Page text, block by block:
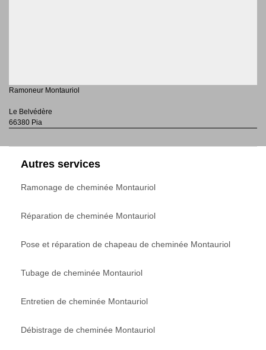
Ramoneur Montauriol
Le Belvédère
66380 Pia
Autres services
Ramonage de cheminée Montauriol
Réparation de cheminée Montauriol
Pose et réparation de chapeau de cheminée Montauriol
Tubage de cheminée Montauriol
Entretien de cheminée Montauriol
Débistrage de cheminée Montauriol